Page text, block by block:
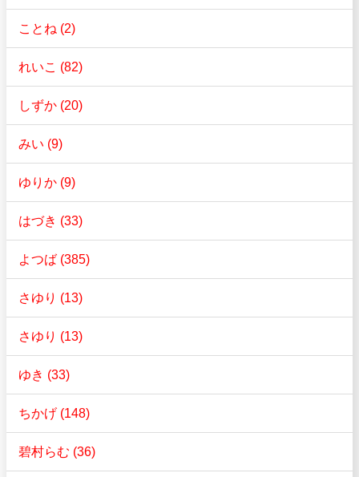
ことね (2)
れいこ (82)
しずか (20)
みい (9)
ゆりか (9)
はづき (33)
よつば (385)
さゆり (13)
さゆり (13)
ゆき (33)
ちかげ (148)
碧村らむ (36)